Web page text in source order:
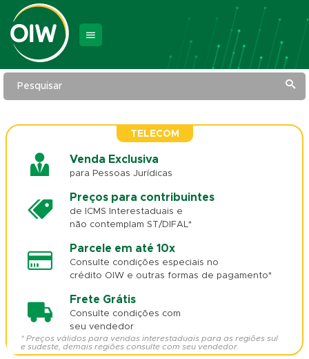
Pesquisar
TELECOM
Venda Exclusiva
para Pessoas Jurídicas
Preços para contribuintes
de ICMS Interestaduais e
não contemplam ST/DIFAL*
Parcele em até 10x
Consulte condições especiais no
crédito OIW e outras formas de pagamento*
Frete Grátis
Consulte condições com
seu vendedor
* Preços válidos para vendas interestaduais para as regiões sul
e sudeste, demais regiões consulte com seu vendedor.